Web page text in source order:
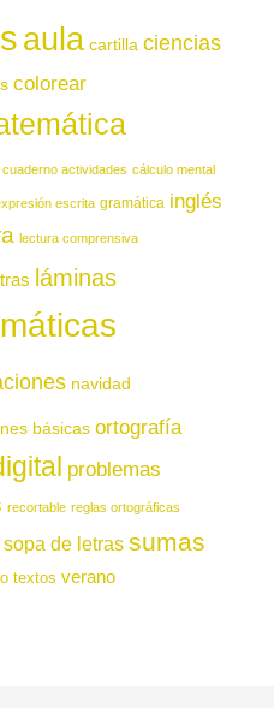
aula cartilla ciencias
colorear
cuaderno actividades cálculo mental
escrita gramática inglés
lectura comprensiva
láminas
navidad
básicas ortografía
problemas
recortable reglas ortográficas
sopa de letras sumas
textos verano